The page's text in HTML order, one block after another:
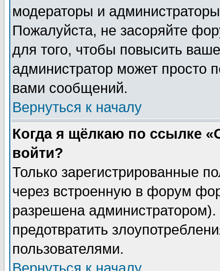
модераторы и
Пожалуйста, не засоряйте
для того, чтобы повысить
администратор может просто
вами сообщений.
Вернуться к началу
Когда я щёлкаю по ссылке
войти?
Только зарегистрированные
через встроенную в форум
разрешена
предотвратить
пользователями.